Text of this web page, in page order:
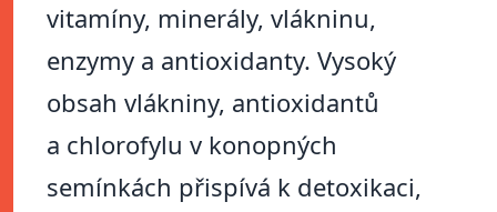
vitamíny, minerály, vlákninu,
enzymy a antioxidanty. Vysoký
obsah vlákniny, antioxidantů
a chlorofylu v konopných
semínkách přispívá k detoxikaci,